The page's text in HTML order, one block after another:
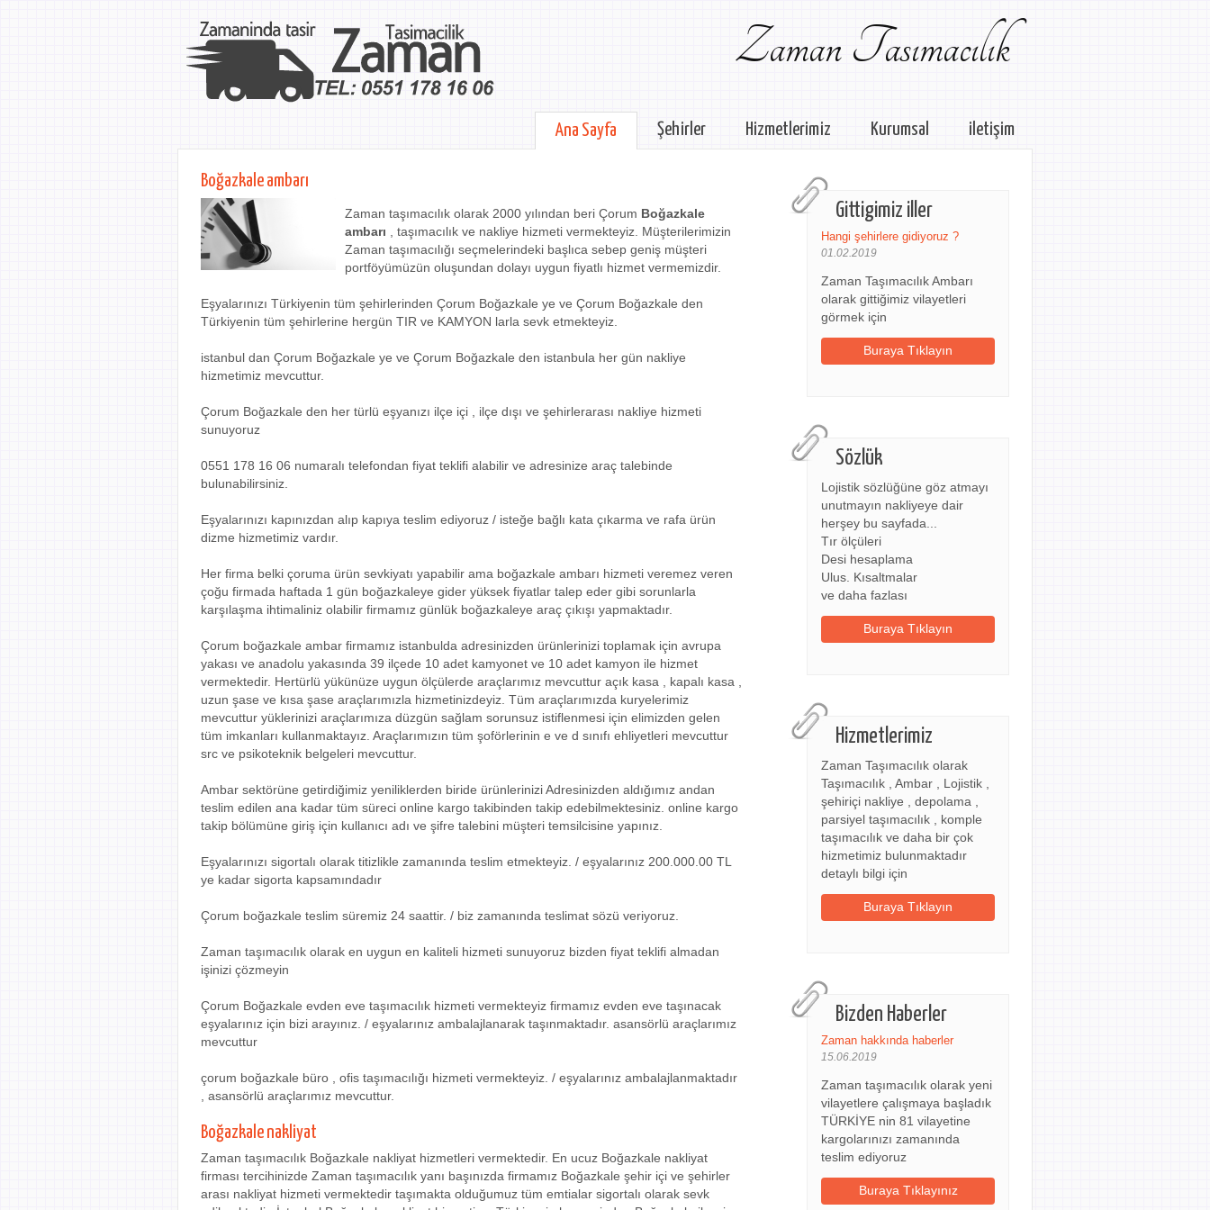
Zaman Tasımacılık
Ana Sayfa Şehirler Hizmetlerimiz Kurumsal iletişim
Gittigimiz iller
Hangi şehirlere gidiyoruz ?
01.02.2019
Zaman Taşımacılık Ambarı
olarak gittiğimiz vilayetleri
görmek için
Buraya Tıklayın
Sözlük
Lojistik sözlüğüne göz atmayı
unutmayın nakliyeye dair
herşey bu sayfada...
Tır ölçüleri
Desi hesaplama
Ulus. Kısaltmalar
ve daha fazlası
Buraya Tıklayın
Hizmetlerimiz
Zaman Taşımacılık olarak
Taşımacılık , Ambar , Lojistik ,
şehiriçi nakliye , depolama ,
parsiyel taşımacılık , komple
taşımacılık ve daha bir çok
hizmetimiz bulunmaktadır
detaylı bilgi için
Buraya Tıklayın
Bizden Haberler
Zaman hakkında haberler
15.06.2019
Zaman taşımacılık olarak yeni
vilayetlere çalışmaya başladık
TÜRKİYE nin 81 vilayetine
kargolarınızı zamanında
teslim ediyoruz
Buraya Tıklayınız
Boğazkale ambarı
Zaman taşımacılık olarak 2000 yılından beri Çorum Boğazkale
ambarı , taşımacılık ve nakliye hizmeti vermekteyiz. Müşterilerimizin
Zaman taşımacılığı seçmelerindeki başlıca sebep geniş müşteri
portföyümüzün oluşundan dolayı uygun fiyatlı hizmet vermemizdir.
Eşyalarınızı Türkiyenin tüm şehirlerinden Çorum Boğazkale ye ve Çorum Boğazkale den
Türkiyenin tüm şehirlerine hergün TIR ve KAMYON larla sevk etmekteyiz.
istanbul dan Çorum Boğazkale ye ve Çorum Boğazkale den istanbula her gün nakliye
hizmetimiz mevcuttur.
Çorum Boğazkale den her türlü eşyanızı ilçe içi , ilçe dışı ve şehirlerarası nakliye hizmeti
sunuyoruz
0551 178 16 06 numaralı telefondan fiyat teklifi alabilir ve adresinize araç talebinde
bulunabilirsiniz.
Eşyalarınızı kapınızdan alıp kapıya teslim ediyoruz / isteğe bağlı kata çıkarma ve rafa ürün
dizme hizmetimiz vardır.
Her firma belki çoruma ürün sevkiyatı yapabilir ama boğazkale ambarı hizmeti veremez veren
çoğu firmada haftada 1 gün boğazkaleye gider yüksek fiyatlar talep eder gibi sorunlarla
karşılaşma ihtimaliniz olabilir firmamız günlük boğazkaleye araç çıkışı yapmaktadır.
Çorum boğazkale ambar firmamız istanbulda adresinizden ürünlerinizi toplamak için avrupa
yakası ve anadolu yakasında 39 ilçede 10 adet kamyonet ve 10 adet kamyon ile hizmet
vermektedir. Hertürlü yükünüze uygun ölçülerde araçlarımız mevcuttur açık kasa , kapalı kasa ,
uzun şase ve kısa şase araçlarımızla hizmetinizdeyiz. Tüm araçlarımızda kuryelerimiz
mevcuttur yüklerinizi araçlarımıza düzgün sağlam sorunsuz istiflenmesi için elimizden gelen
tüm imkanları kullanmaktayız. Araçlarımızın tüm şoförlerinin e ve d sınıfı ehliyetleri mevcuttur
src ve psikoteknik belgeleri mevcuttur.
Ambar sektörüne getirdiğimiz yeniliklerden biride ürünlerinizi Adresinizden aldığımız andan
teslim edilen ana kadar tüm süreci online kargo takibinden takip edebilmektesiniz. online kargo
takip bölümüne giriş için kullanıcı adı ve şifre talebini müşteri temsilcisine yapınız.
Eşyalarınızı sigortalı olarak titizlikle zamanında teslim etmekteyiz. / eşyalarınız 200.000.00 TL
ye kadar sigorta kapsamındadır
Çorum boğazkale teslim süremiz 24 saattir. / biz zamanında teslimat sözü veriyoruz.
Zaman taşımacılık olarak en uygun en kaliteli hizmeti sunuyoruz bizden fiyat teklifi almadan
işinizi çözmeyin
Çorum Boğazkale evden eve taşımacılık hizmeti vermekteyiz firmamız evden eve taşınacak
eşyalarınız için bizi arayınız. / eşyalarınız ambalajlanarak taşınmaktadır. asansörlü araçlarımız
mevcuttur
çorum boğazkale büro , ofis taşımacılığı hizmeti vermekteyiz. / eşyalarınız ambalajlanmaktadır
, asansörlü araçlarımız mevcuttur.
Boğazkale nakliyat
Zaman taşımacılık Boğazkale nakliyat hizmetleri vermektedir. En ucuz Boğazkale nakliyat
firması tercihinizde Zaman taşımacılık yanı başınızda firmamız Boğazkale şehir içi ve şehirler
arası nakliyat hizmeti vermektedir taşımakta olduğumuz tüm emtialar sigortalı olarak sevk